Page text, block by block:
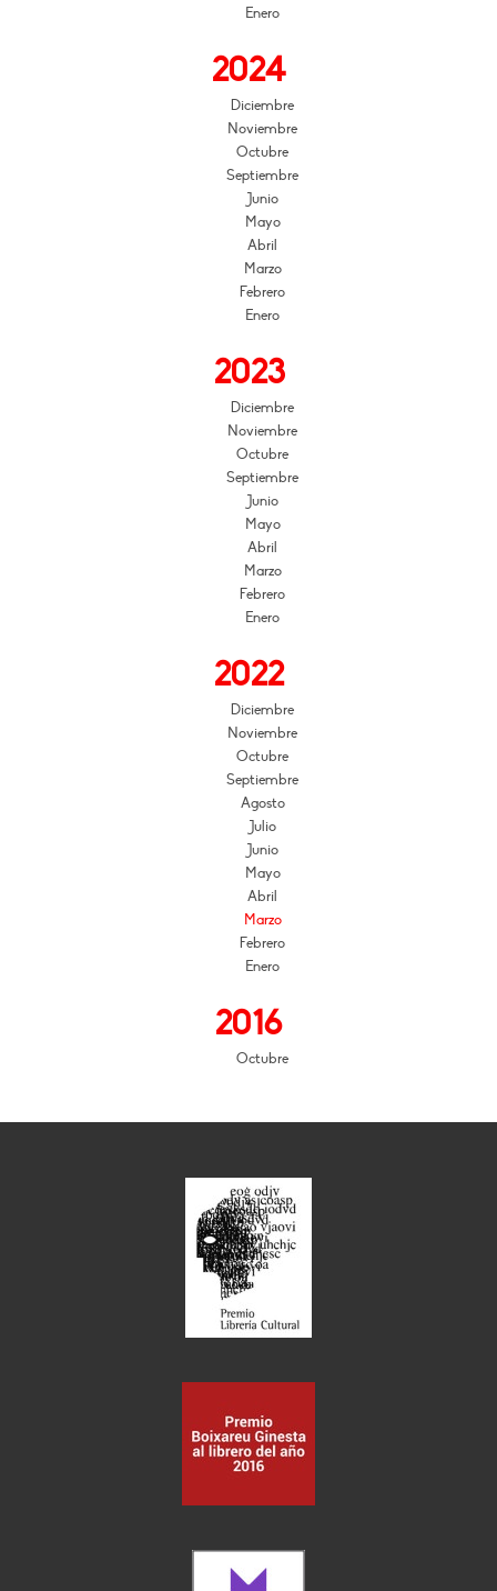
Enero
2024
Diciembre
Noviembre
Octubre
Septiembre
Junio
Mayo
Abril
Marzo
Febrero
Enero
2023
Diciembre
Noviembre
Octubre
Septiembre
Junio
Mayo
Abril
Marzo
Febrero
Enero
2022
Diciembre
Noviembre
Octubre
Septiembre
Agosto
Julio
Junio
Mayo
Abril
Marzo
Febrero
Enero
2016
Octubre